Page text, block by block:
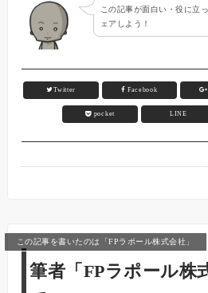
この記事が面白い・役に立
ェアしよう！
Twitter Facebook
pocket LINE
この記事を書いたのは「FPラポール株式会社」
筆者「FPラポール株